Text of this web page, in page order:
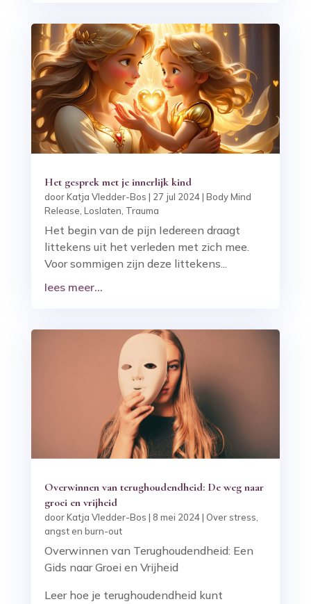
Het gesprek met je innerlijk kind
doorKatja Vledder-Bos | 27 jul 2024| Body Mind
Release Loslaten Trauma
Het begin van de pijn Iedereen draagt
littekens uit het verleden met zich mee.
Voor sommigen zijn deze littekens...
lees meer...
Overwinnen van terughoudendheid: De weg naar
groei en vrijheid
doorKatja Vledder-Bos | 8 mei 2024| Over stress,
angst en burn-out
Overwinnen van Terughoudendheid: Een
Gids naar Groei en Vrijheid
Leer hoe je terughoudendheid kunt